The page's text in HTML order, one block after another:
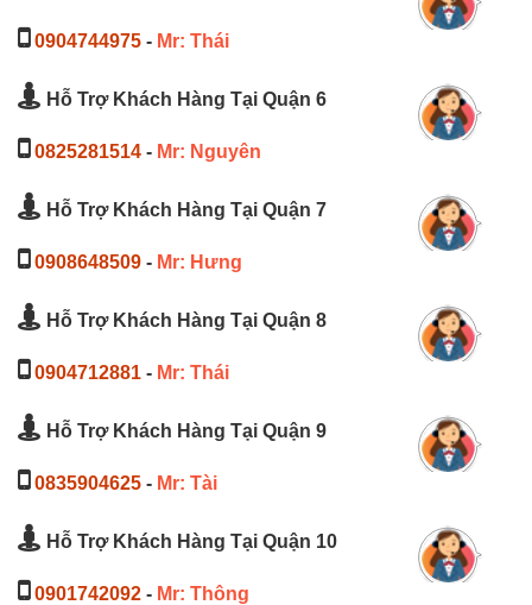
0904744975 - Mr: Thái
Hỗ Trợ Khách Hàng Tại Quận 6
0825281514 - Mr: Nguyên
Hỗ Trợ Khách Hàng Tại Quận 7
0908648509 - Mr: Hưng
Hỗ Trợ Khách Hàng Tại Quận 8
0904712881 - Mr: Thái
Hỗ Trợ Khách Hàng Tại Quận 9
0835904625 - Mr: Tài
Hỗ Trợ Khách Hàng Tại Quận 10
0901742092 - Mr: Thông